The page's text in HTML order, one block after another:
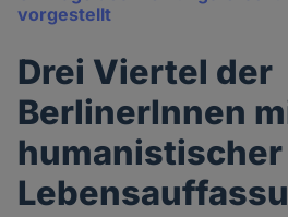
vorgestellt
Drei Viertel der
BerlinerInnen
humanistischer